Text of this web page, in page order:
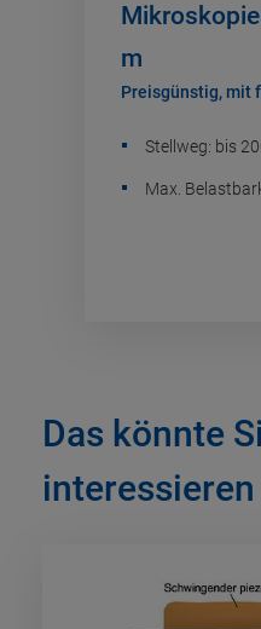
m
Preisgünstig, mit
Stellweg: bis
Max.
Das könnte
interessieren